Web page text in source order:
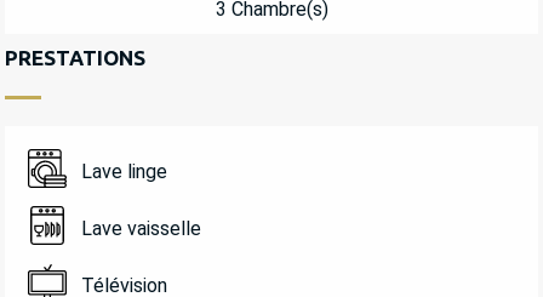
3 Chambre(s)
PRESTATIONS
Lave linge
Lave vaisselle
Télévision